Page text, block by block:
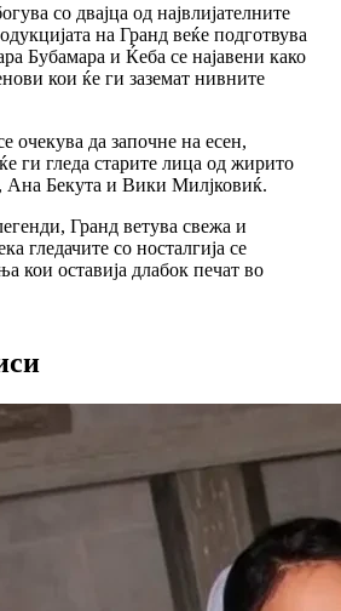
со двајца од највлијателните
на Гранд веќе подготвува
Бубамара и Ќеба се најавени како
кои ќе ги заземат нивните
очекува да започне на есен,
ги гледа старите лица од жирито
Ана Бекута и Вики Милјковиќ.
Гранд ветува свежа и
гледачите со носталгија се
кои оставија длабок печат во